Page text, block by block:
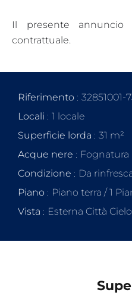
Il presente annuncio
contrattuale.
Riferimento
32851001-
Locali
1 locale
Superficie lorda
31 m²
Acque nere
Fognatura
Condizione
Da
Piano
Piano terra / 1
Vista
Esterna Città Cielo